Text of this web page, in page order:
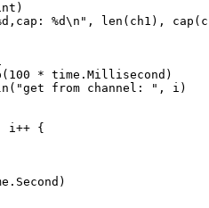
)
%d\n" , len (ch1), cap
100 * time.Millisecond)
"get from channel: " , i)
i++ {